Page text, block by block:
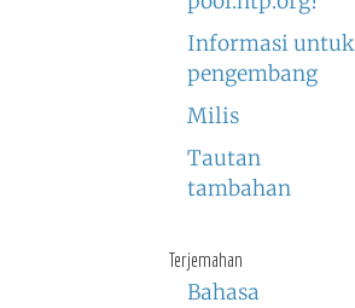
Informasi untuk
pengembang
Milis
Tautan
tambahan
Terjemahan
Bahasa